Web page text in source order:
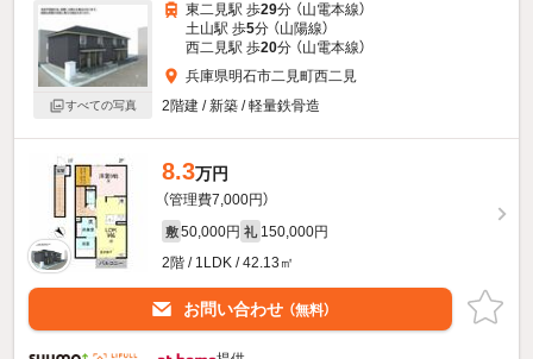
すべての写真
東二見駅 歩29分 （山電本線）
土山駅 歩5分 （山陽線）
西二見駅 歩20分 （山電本線）
兵庫県明石市二見町西二見
2階建 / 新築 / 軽量鉄骨造
8.3万円
（管理費7,000円）
敷 50,000円 礼 150,000円
2階 / 1LDK / 42.13㎡
お問い合わせ （無料）